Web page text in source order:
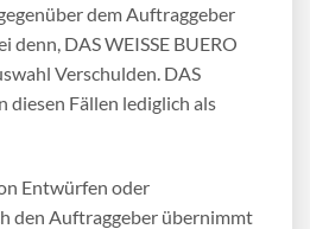
dem Auftraggeber
denn, DAS WEISSE BUERO
Verschulden. DAS
diesen Fällen lediglich als
Entwürfen oder
den Auftraggeber übernimmt